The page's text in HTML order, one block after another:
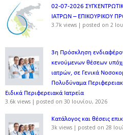
02-07-2026
ΙΑΤΡΩΝ – ΕΠΙΚΟΥΡΙΚΟΥ
3.7k views | posted on 2
3η Πρόσκληση
κενούμενων θέσεων
ιατρών, σε Γενικά
Πολυδύναμα
Ειδικά Περιφερειακά Ιατρεία
3.6k views | posted on 30 Ιουνίου, 2026
Κατάλογος και θέσεις
3k views | posted on 28